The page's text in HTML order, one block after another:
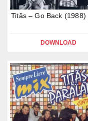
Titãs – Go Back (1988)
DOWNLOAD